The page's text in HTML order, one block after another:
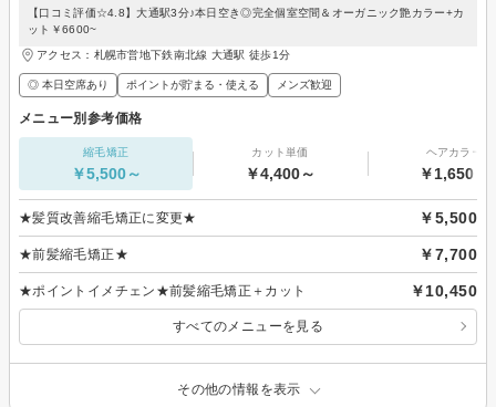
【口コミ評価☆4.8】大通駅3分♪本日空き◎完全個室空間＆オーガニック艶カラー+カ
ット￥6600~
アクセス：札幌市営地下鉄南北線 大通駅 徒歩1分
◎ 本日空席あり ポイントが貯まる・使える メンズ歓迎
メニュー別参考価格
縮毛矯正
￥5,500～
カット単価
￥4,400～
ヘアカラー
￥1,650～
★髪質改善縮毛矯正に変更★ ￥5,500
★前髪縮毛矯正★ ￥7,700
★ポイントイメチェン★前髪縮毛矯正＋カット ￥10,450
すべてのメニューを見る
その他の情報を表示